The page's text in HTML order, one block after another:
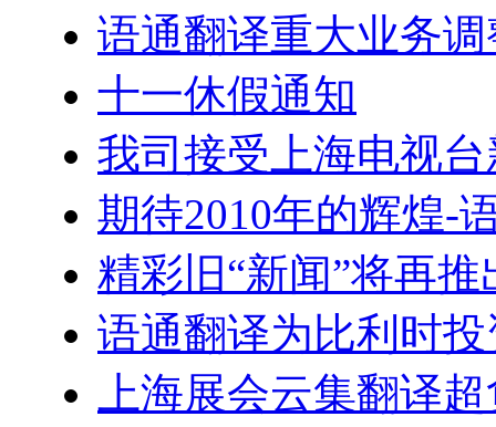
语通翻译重大业务调
十一休假通知
我司接受上海电视
期待2010年的辉煌-
精彩旧“新闻”将再推
语通翻译为比利时
上海展会云集翻译